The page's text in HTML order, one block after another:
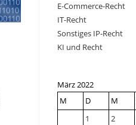
E-Commerce-Recht
IT-Recht
Sonstiges IP-Recht
KI und Recht
März 2022
M
D M
1
2